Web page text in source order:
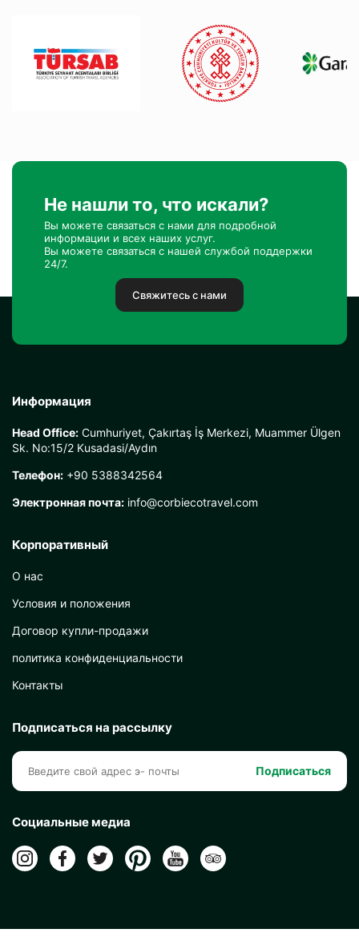
Не нашли то, что искали?
Вы можете связаться с нами для подробной
информации и всех наших услуг.
Вы можете связаться с нашей службой поддержки
24/7.
Свяжитесь с нами
Информация
Head Office: Cumhuriyet, Çakırtaş İş Merkezi, Muammer Ülgen
Sk. No:15/2 Kusadasi/Aydın
Телефон: +90 5388342564
Электронная почта: info@corbiecotravel.com
Корпоративный
О нас
Условия и положения
Договор купли-продажи
политика конфиденциальности
Контакты
Подписаться на рассылку
Подписаться
Социальные медиа